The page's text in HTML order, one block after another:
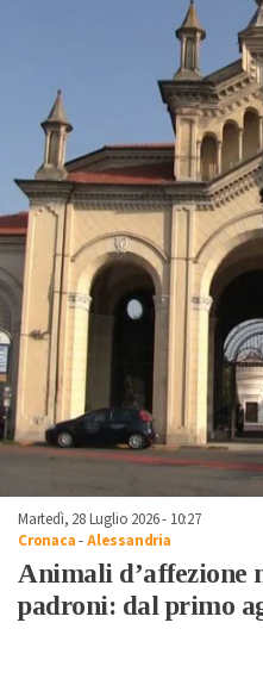
Martedì, 28 Luglio 2026 - 10:27
Cronaca-Alessandria
Animali d’affezione
padroni: dal primo